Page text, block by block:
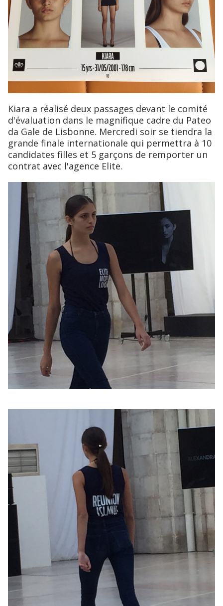
Kiara a réalisé deux passages devant le comité
d'évaluation dans le magnifique cadre du Pateo
da Gale de Lisbonne. Mercredi soir se tiendra la
grande finale internationale qui permettra à 10
candidates filles et 5 garçons de remporter un
contrat avec l'agence Elite.